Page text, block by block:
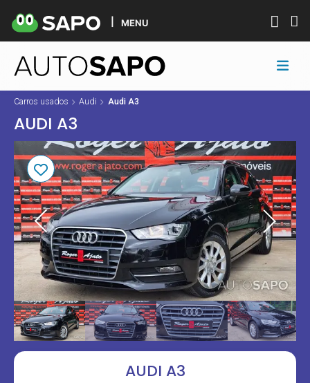
MENU
Carros usados Audi Audi A3
AUDI A3
AUDI A3